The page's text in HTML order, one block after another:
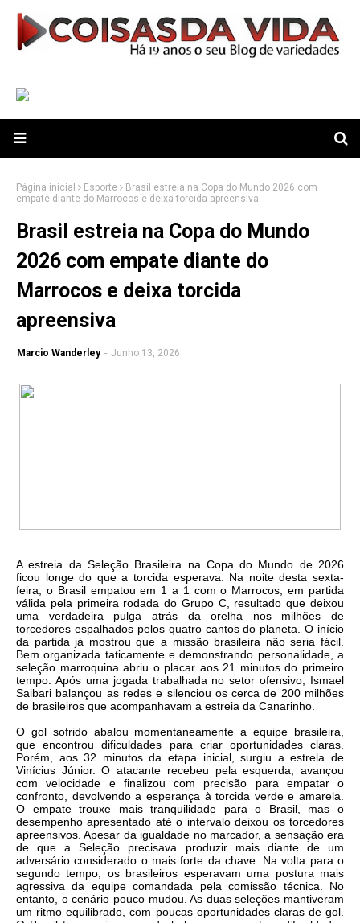
Página inicial Esporte
Brasil estreia na Copa do Mundo 2026 com
empate diante do Marrocos e deixa torcida apreensiva
Brasil estreia na Copa do Mundo
2026 com empate diante do
Marrocos e deixa torcida
apreensiva
Marcio Wanderley - Junho 13, 2026
A estreia da Seleção Brasileira na Copa do Mundo de 2026
ficou longe do que a torcida esperava. Na noite desta sexta-
feira, o Brasil empatou em 1 a 1 com o Marrocos, em partida
válida pela primeira rodada do Grupo C, resultado que deixou
uma verdadeira pulga atrás da orelha nos milhões de
torcedores espalhados pelos quatro cantos do planeta. O início
da partida já mostrou que a missão brasileira não seria fácil.
Bem organizada taticamente e demonstrando personalidade, a
seleção marroquina abriu o placar aos 21 minutos do primeiro
tempo. Após uma jogada trabalhada no setor ofensivo, Ismael
Saibari balançou as redes e silenciou os cerca de 200 milhões
de brasileiros que acompanhavam a estreia da Canarinho.
O gol sofrido abalou momentaneamente a equipe brasileira,
que encontrou dificuldades para criar oportunidades claras.
Porém, aos 32 minutos da etapa inicial, surgiu a estrela de
Vinícius Júnior. O atacante recebeu pela esquerda, avançou
com velocidade e finalizou com precisão para empatar o
confronto, devolvendo a esperança à torcida verde e amarela.
O empate trouxe mais tranquilidade para o Brasil, mas o
desempenho apresentado até o intervalo deixou os torcedores
apreensivos. Apesar da igualdade no marcador, a sensação era
de que a Seleção precisava produzir mais diante de um
adversário considerado o mais forte da chave. Na volta para o
segundo tempo, os brasileiros esperavam uma postura mais
agressiva da equipe comandada pela comissão técnica. No
entanto, o cenário pouco mudou. As duas seleções mantiveram
um ritmo equilibrado, com poucas oportunidades claras de gol.